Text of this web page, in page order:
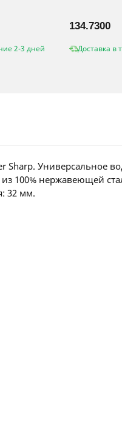
2-3 дней
134.7300
Доставка в
Универсальное
100% нержавеющей
32 мм.